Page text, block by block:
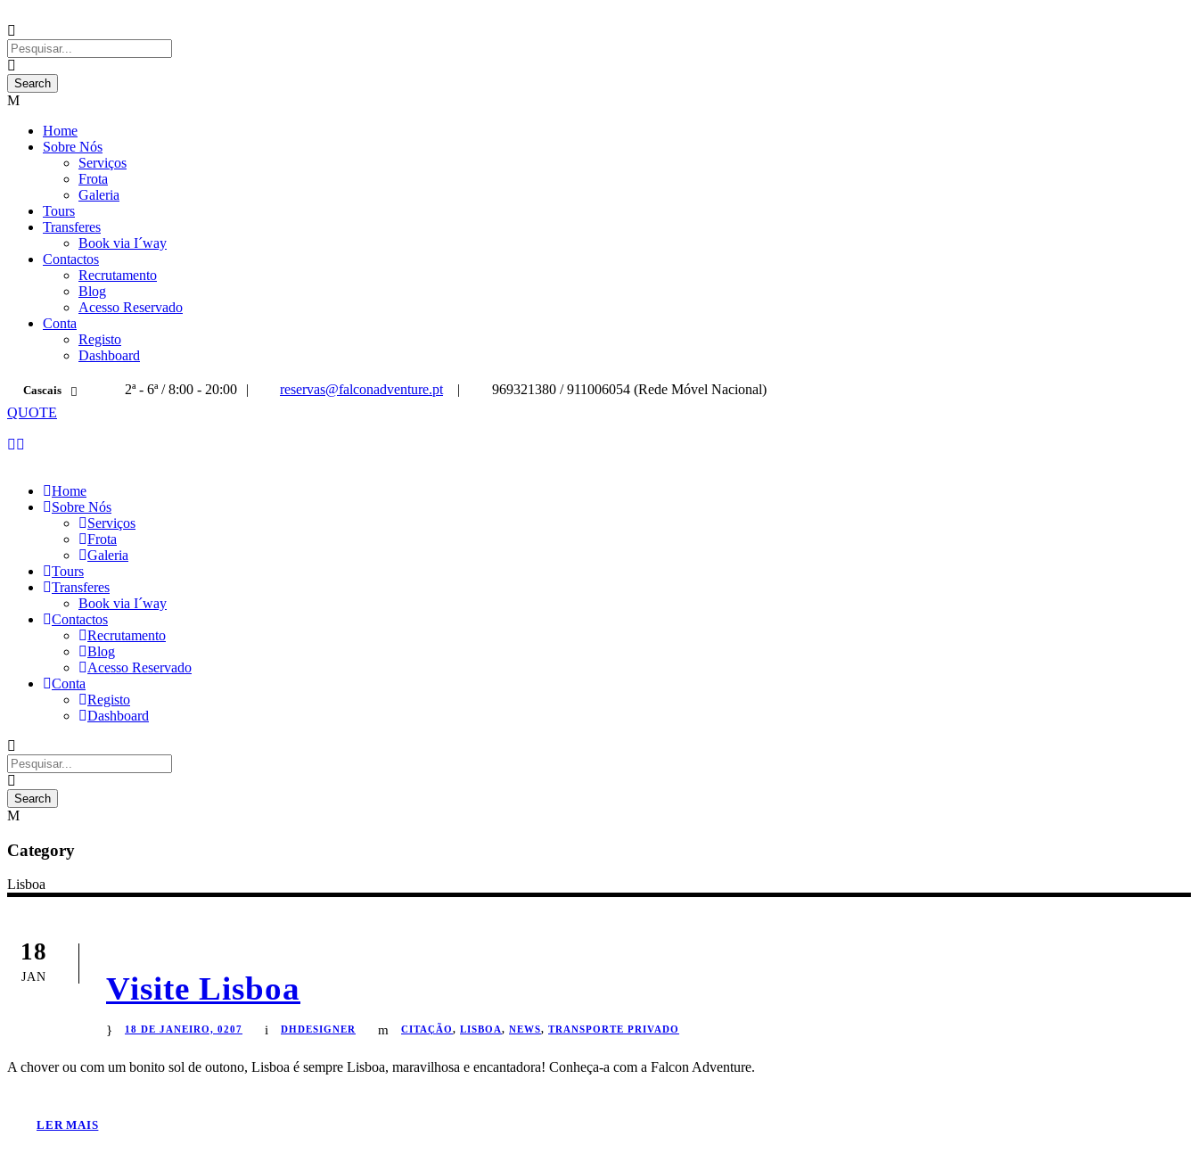
Home
Sobre Nós
Serviços
Frota
Galeria
Tours
Transferes
Book via I´way
Contactos
Recrutamento
Blog
Acesso Reservado
Conta
Registo
Dashboard
Cascais 2ª - 6ª / 8:00 - 20:00 | reservas@falconadventure.pt |
969321380 / 911006054 (Rede Móvel Nacional)
QUOTE
Home
Sobre Nós
Serviços
Frota
Galeria
Tours
Transferes
Book via I´way
Contactos
Recrutamento
Blog
Acesso Reservado
Conta
Registo
Dashboard
Category
Lisboa
18
JAN Visite Lisboa
18 DE JANEIRO, 0207 DHDESIGNER CITAÇÃO, LISBOA, NEWS, TRANSPORTE PRIVADO
A chover ou com um bonito sol de outono, Lisboa é sempre Lisboa, maravilhosa e encantadora! Conheça-a com a Falcon Adventure.
LER MAIS